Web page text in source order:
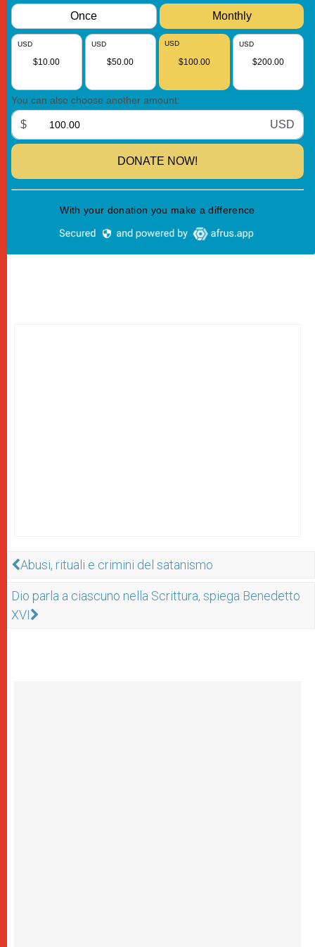
Abusi, rituali e crimini del satanismo
Dio parla a ciascuno nella Scrittura, spiega Benedetto
XVI